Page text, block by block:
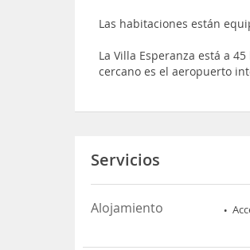
Las habitaciones están
La Villa Esperanza está a
cercano es el aeropuerto
Servicios
Alojamiento